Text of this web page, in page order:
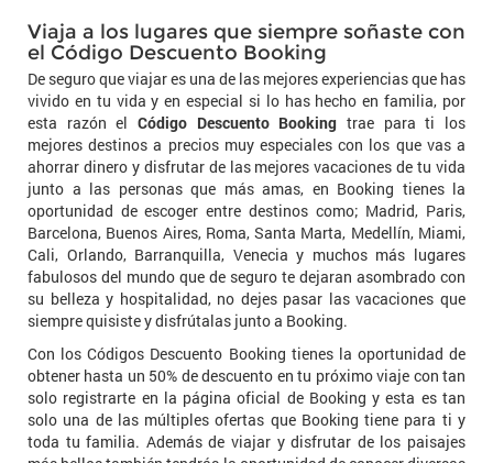
Viaja a los lugares que siempre soñaste con
el Código Descuento Booking
De seguro que viajar es una de las mejores experiencias que has
vivido en tu vida y en especial si lo has hecho en familia, por
esta razón el Código Descuento Booking trae para ti los
mejores destinos a precios muy especiales con los que vas a
ahorrar dinero y disfrutar de las mejores vacaciones de tu vida
junto a las personas que más amas, en Booking tienes la
oportunidad de escoger entre destinos como; Madrid, Paris,
Barcelona, Buenos Aires, Roma, Santa Marta, Medellín, Miami,
Cali, Orlando, Barranquilla, Venecia y muchos más lugares
fabulosos del mundo que de seguro te dejaran asombrado con
su belleza y hospitalidad, no dejes pasar las vacaciones que
siempre quisiste y disfrútalas junto a Booking.
Con los Códigos Descuento Booking tienes la oportunidad de
obtener hasta un 50% de descuento en tu próximo viaje con tan
solo registrarte en la página oficial de Booking y esta es tan
solo una de las múltiples ofertas que Booking tiene para ti y
toda tu familia. Además de viajar y disfrutar de los paisajes